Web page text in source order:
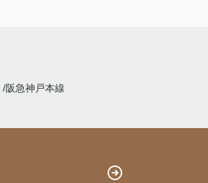
阪急神戸本線